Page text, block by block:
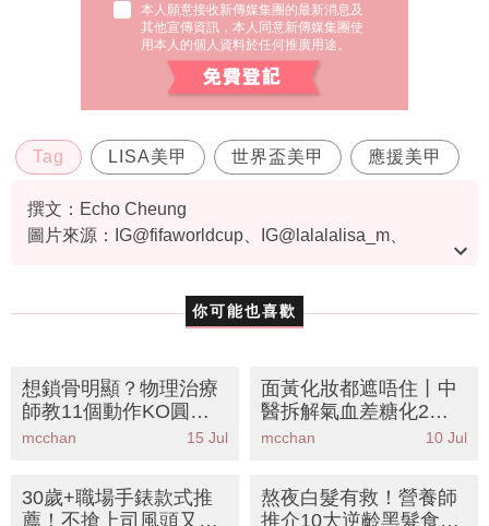
本人願意接收新傳媒集團的最新消息及
其他宣傳資訊，本人同意新傳媒集團使
用本人的個人資料於任何推廣用途。
Tag LISA美甲 世界盃美甲 應援美甲
撰文：Echo Cheung
圖片來源：IG@fifaworldcup、IG@lalalalisa_m、
成为看球最靓的崽_5_901第一侦查园、
你可能也喜歡
想鎖骨明顯？物理治療
師教11個動作KO圓肩
厚背丨告別胸小肌斜方
mcchan 15 Jul
面黃化妝都遮唔住丨中
醫拆解氣血差糖化2大
元兇！附8大養血食物
mcchan 10 Jul
30歲+職場手錶款式推
薦！不搶上司風頭又突
熬夜白髮有救！營養師
推介10大逆齡黑髮食物